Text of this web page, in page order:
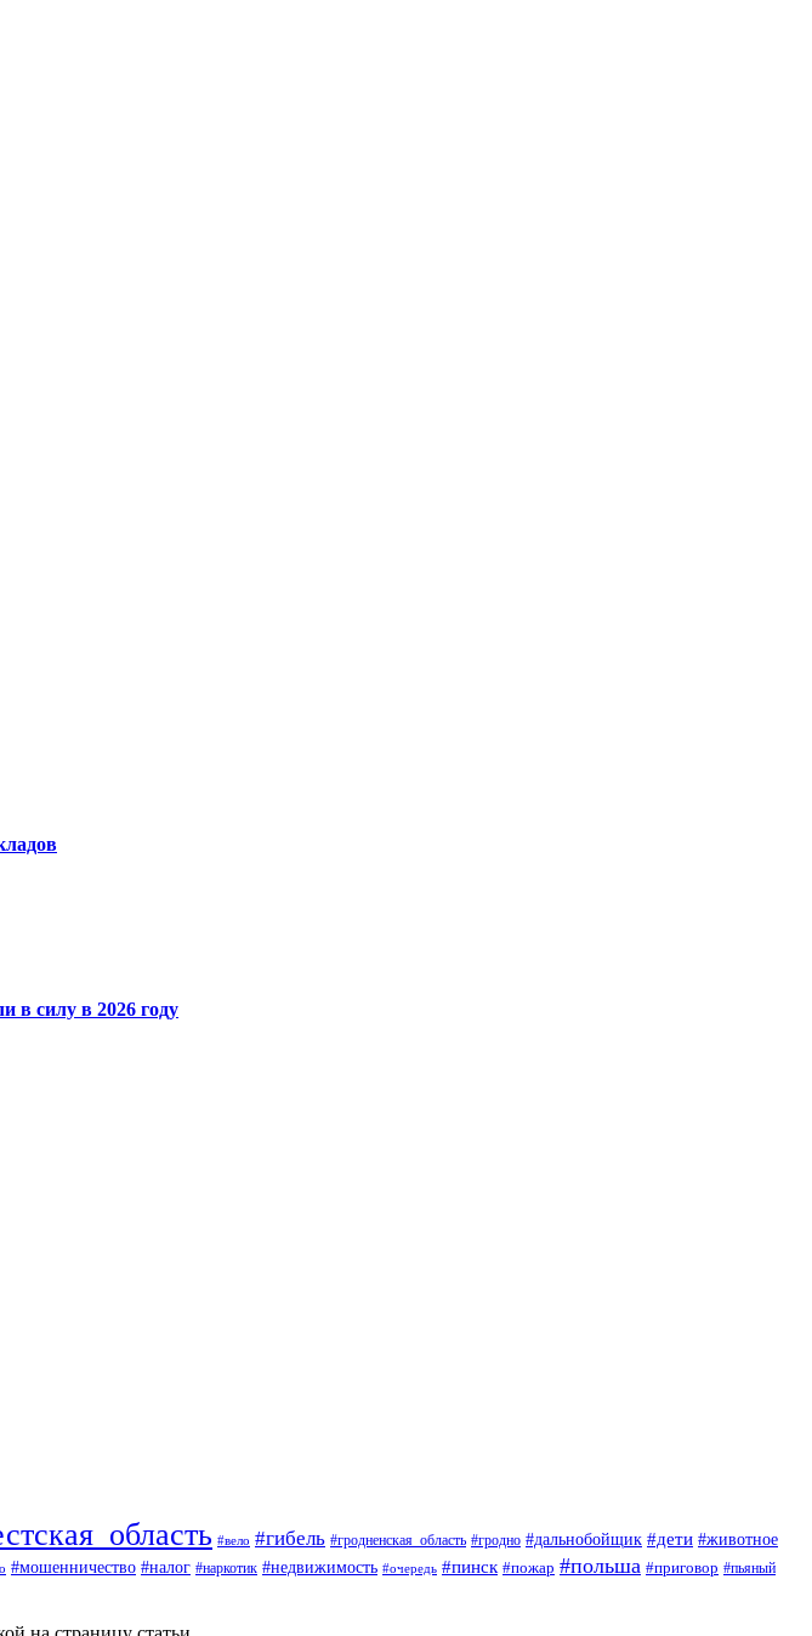
в силу в 2026 году
#вело #гибель #гродненская_область #гродно #дальнобойщик #дети #животное
#мошенничество #налог #наркотик #недвижимость #очередь #пинск #пожар #польша #приговор #пьяный